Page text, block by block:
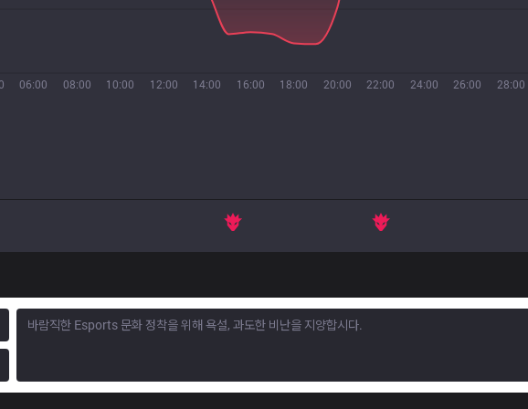
06:00 08:00 10:00 12:00 14:00 16:00 18:00 20:00 22:00 24:00 26:00 28:00